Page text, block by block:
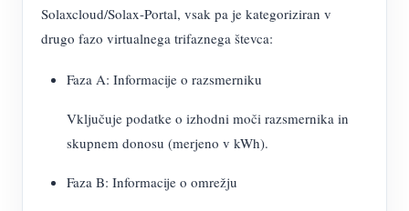
Solaxcloud/Solax-Portal, vsak pa je kategoriziran v
drugo fazo virtualnega trifaznega števca:
Faza A: Informacije o razsmerniku
Vključuje podatke o izhodni moči razsmernika in
skupnem donosu (merjeno v kWh).
Faza B: Informacije o omrežju